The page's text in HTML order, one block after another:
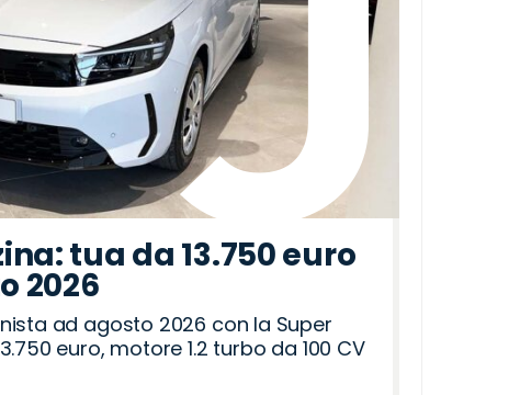
tua da 13.750 euro
2026
ad agosto 2026 con la Super
euro, motore 1.2 turbo da 100 CV